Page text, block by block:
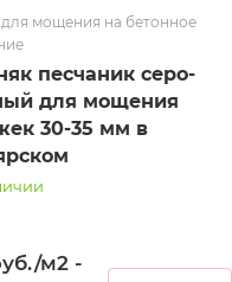
мощения на бетонное
песчаник серо-
для мощения
30-35 мм в
м2 -